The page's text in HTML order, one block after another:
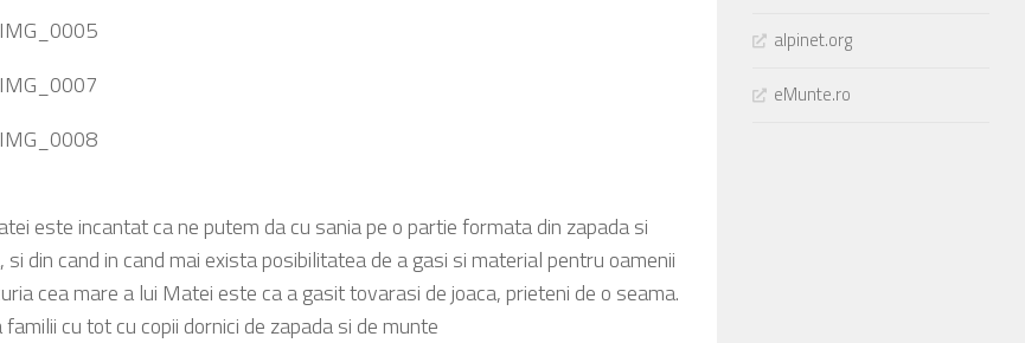
este incantat ca ne putem da cu sania pe o partie formata din zapada si
si din cand in cand mai exista posibilitatea de a gasi si material pentru oamenii
cea mare a lui Matei este ca a gasit tovarasi de joaca, prieteni de o seama.
cu tot cu copii dornici de zapada si de munte
alpinet.org
eMunte.ro